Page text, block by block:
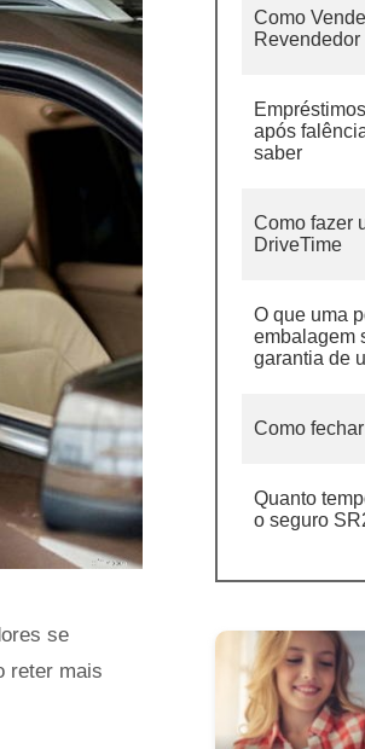
se
reter mais
Como
Revendedor
após
saber
Como fazer
DriveTime
O que uma
embalagem
garantia de
Como
Quanto
o seguro